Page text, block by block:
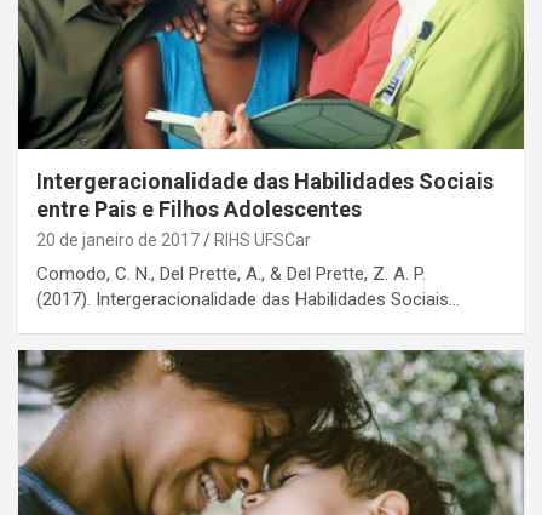
Intergeracionalidade das Habilidades Sociais
entre Pais e Filhos Adolescentes
20 de janeiro de 2017 RIHS UFSCar
Comodo, C. N., Del Prette, A., & Del Prette, Z. A. P.
(2017). Intergeracionalidade das Habilidades Sociais…